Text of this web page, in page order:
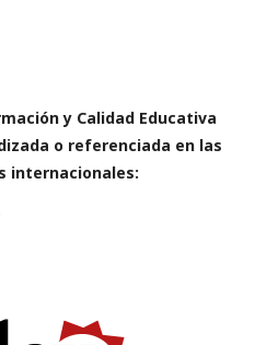
y Calidad Educativa
o referenciada en las
internacionales: